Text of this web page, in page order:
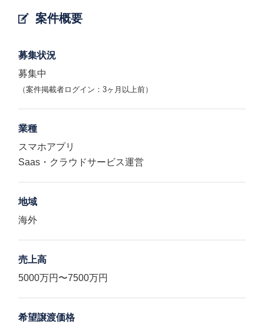
案件概要
募集状況
募集中
（案件掲載者ログイン：3ヶ月以上前）
業種
スマホアプリ
Saas・クラウドサービス運営
地域
海外
売上高
5000万円〜7500万円
希望譲渡価格